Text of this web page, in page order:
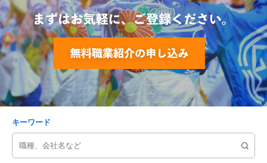
キーワード